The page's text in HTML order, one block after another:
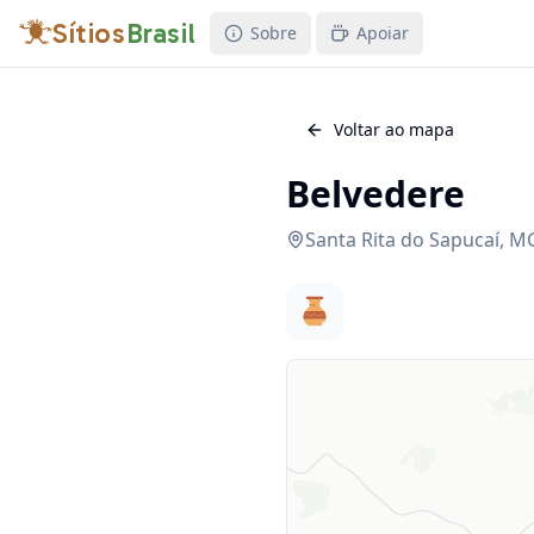
SítiosBrasil Sobre Apoiar
Voltar ao mapa
Belvedere
Santa Rita do Sapucaí,